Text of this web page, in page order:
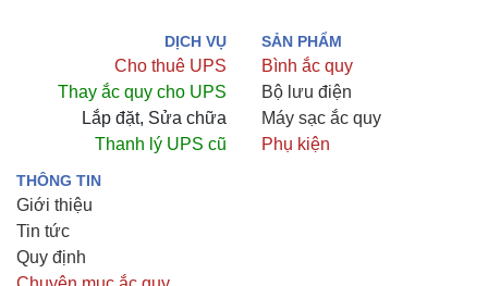
DỊCH VỤ
Cho thuê UPS
Thay ắc quy cho UPS
Lắp đặt, Sửa chữa
Thanh lý UPS cũ
SẢN PHẨM
Bình ắc quy
Bộ lưu điện
Máy sạc ắc quy
Phụ kiện
THÔNG TIN
Giới thiệu
Tin tức
Quy định